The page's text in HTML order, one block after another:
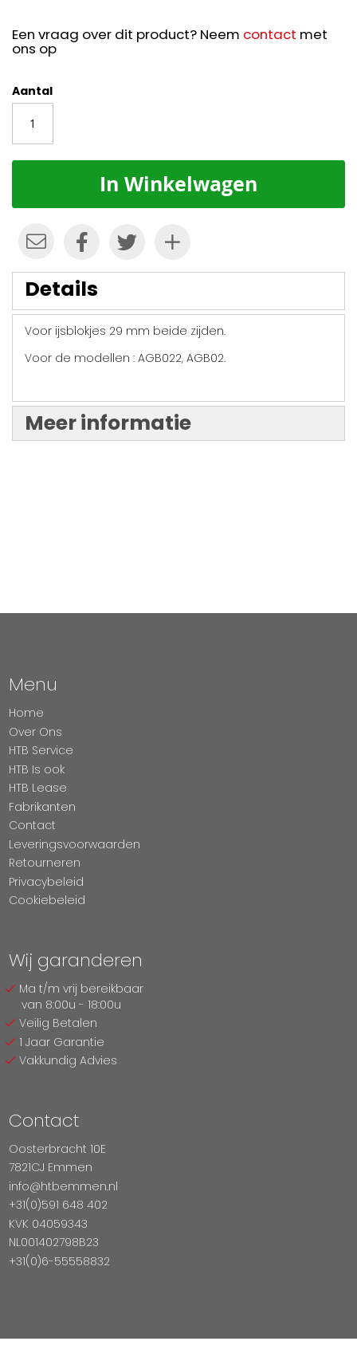
Een vraag over dit product? Neem contact met
ons op
Aantal
In Winkelwagen
Details
Voor ijsblokjes 29 mm beide zijden.
Voor de modellen : AGB022, AGB02.
Meer informatie
Menu
Home
Over Ons
HTB Service
HTB Is ook
HTB Lease
Fabrikanten
Contact
Leveringsvoorwaarden
Retourneren
Privacybeleid
Cookiebeleid
Wij garanderen
Ma t/m vrij bereikbaar
van 8:00u - 18:00u
Veilig Betalen
1 Jaar Garantie
Vakkundig Advies
Contact
Oosterbracht 10E
7821CJ Emmen
info@htbemmen.nl
+31(0)591 648 402
KVK 04059343
NL001402798B23
+31(0)6-55558832